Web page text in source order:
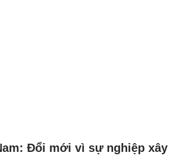
Đổi mới vì sự nghiệp xây